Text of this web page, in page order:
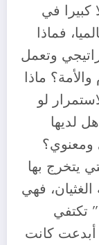
كبيرا في
فماذا
وتعمل
ماذا
لو
لديها
ومعنوي؟
يتخرج بها
فهي
تكتفي
أبدعت كانت